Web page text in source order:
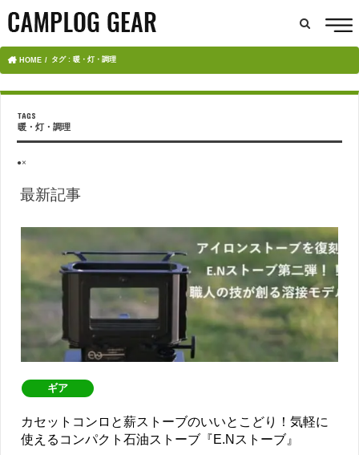
HOME タグ : 暖・灯・調理
暖・灯・調理
●×
最新記事
ギア
カセットコンロと薪ストーブのいいとこどり！気軽に
使えるコンパクト石油ストーブ『E.Nストーブ』